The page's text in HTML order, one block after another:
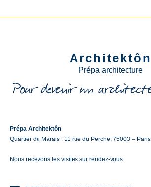
Architektôn
Prépa architecture
Prépa Architektôn
Quartier du Marais : 11 rue du Perche, 75003 – Paris
Nous recevons les visites sur rendez-vous